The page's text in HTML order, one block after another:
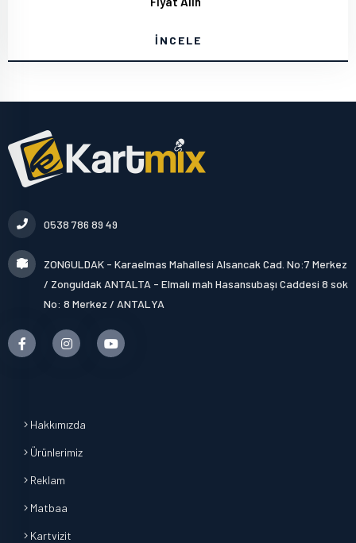
İNCELE
0538 786 89 49
ZONGULDAK - Karaelmas Mahallesi Alsancak Cad. No:7 Merkez
/ Zonguldak ANTALTA - Elmalı mah Hasansubaşı Caddesi 8 sok
No: 8 Merkez / ANTALYA
Hakkımızda
Ürünlerimiz
Reklam
Matbaa
Kartvizit